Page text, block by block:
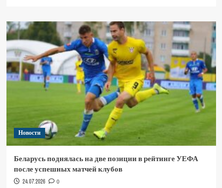
Новости
Беларусь поднялась на две позиции в рейтинге УЕФА
после успешных матчей клубов
24.07.2026 0